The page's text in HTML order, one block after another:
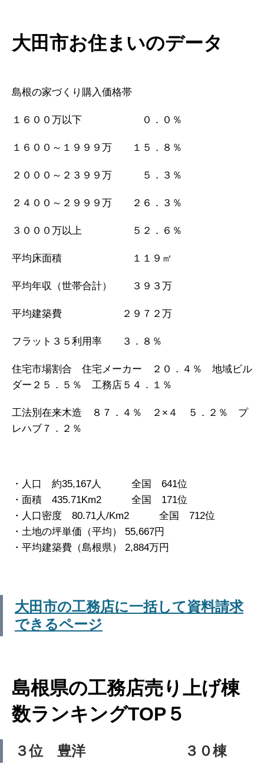
大田市お住まいのデータ
島根の家づくり購入価格帯
１６００万以下 ０．０％
１６００～１９９９万 １５．８％
２０００～２３９９万 ５．３％
２４００～２９９９万 ２６．３％
３０００万以上 ５２．６％
平均床面積 １１９㎡
平均年収（世帯合計） ３９３万
平均建築費 ２９７２万
フラット３５利用率 ３．８％
住宅市場割合 住宅メーカー ２０．４％ 地域ビル
ダー２５．５％ 工務店５４．１％
工法別在来木造 ８７．４％ ２×４ ５．２％ プ
レハブ７．２％
・人口 約35,167人 全国 641位
・面積 435.71Km2 全国 171位
・人口密度 80.71人/Km2 全国 712位
・土地の坪単価（平均） 55,667円
・平均建築費（島根県） 2,884万円
大田市の工務店に一括して資料請求
できるページ
島根県の工務店売り上げ棟
数ランキングTOP５
３位 豊洋 ３０棟